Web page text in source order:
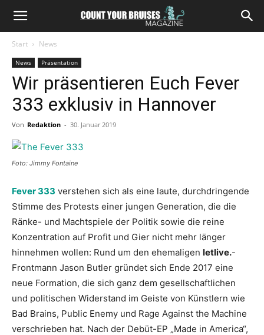
Start News
News Präsentation
Wir präsentieren Euch Fever
333 exklusiv in Hannover
Von Redaktion - 30. Januar 2019
Foto: Jimmy Fontaine
Fever 333 verstehen sich als eine laute, durchdringende
Stimme des Protests einer jungen Generation, die die
Ränke- und Machtspiele der Politik sowie die reine
Konzentration auf Profit und Gier nicht mehr länger
hinnehmen wollen: Rund um den ehemaligen letlive.-
Frontmann Jason Butler gründet sich Ende 2017 eine
neue Formation, die sich ganz dem gesellschaftlichen
und politischen Widerstand im Geiste von Künstlern wie
Bad Brains, Public Enemy und Rage Against the Machine
verschrieben hat. Nach der Debüt-EP „Made in America“,